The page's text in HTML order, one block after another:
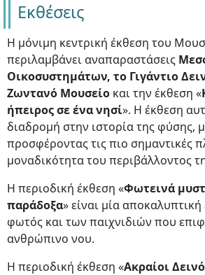
Εκθέσεις
Η μόνιμη κεντρική έκθεση του
περιλαμβάνει αναπαραστάσεις
Οικοσυστημάτων, το Γιγάντιο
Ζωντανό Μουσείο και την έκθεση «
ήπειρος σε ένα νησί». Η έκθεση
διαδρομή στην ιστορία της φύσης,
προσφέροντας τις πιο σημαντικές
μοναδικότητα του περιβάλλοντος
Η περιοδική έκθεση «Φωτεινά
παράδοξα» είναι μία
φωτός και των παιχνιδιών που
ανθρώπινο νου.
Η περιοδική έκθεση «Ακραίοι